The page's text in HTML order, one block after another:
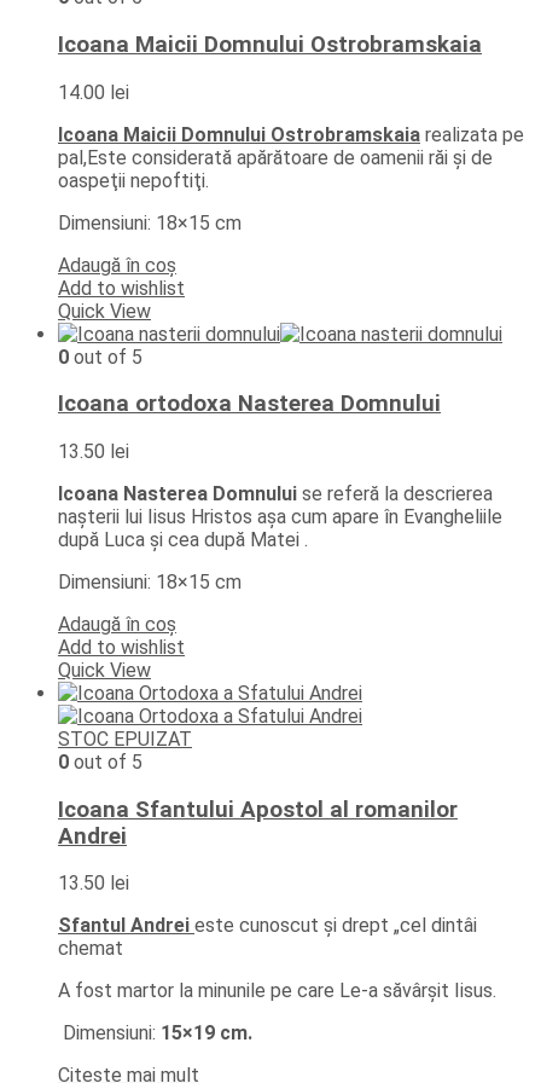
Icoana Maicii Domnului Ostrobramskaia
14.00 lei
Icoana Maicii Domnului Ostrobramskaia realizata pe
pal,Este considerată apărătoare de oamenii răi şi de
oaspeţii nepoftiţi.
Dimensiuni: 18×15 cm
Adaugă în coș
Add to wishlist
Quick View
0 out of 5
Icoana ortodoxa Nasterea Domnului
13.50 lei
Icoana Nasterea Domnului se referă la descrierea
nașterii lui Iisus Hristos așa cum apare în Evangheliile
după Luca și cea după Matei .
Dimensiuni: 18×15 cm
Adaugă în coș
Add to wishlist
Quick View
STOC EPUIZAT
0 out of 5
Icoana Sfantului Apostol al romanilor
Andrei
13.50 lei
Sfantul Andrei este cunoscut și drept „cel dintâi
chemat
A fost martor la minunile pe care Le-a săvârșit Iisus.
Dimensiuni: 15×19 cm.
Citește mai mult